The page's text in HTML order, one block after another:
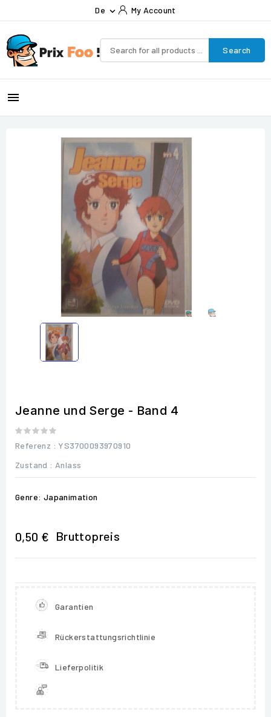
De  My Account
Search

Jeanne und Serge - Band 4
Referenz : YS3700093970910
Zustand : Anlass
Genre: Japanimation
0,50 € Bruttopreis
Garantien
Rückerstattungsrichtlinie
Lieferpolitik